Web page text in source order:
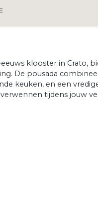
klooster in Crato,
De pousada
keuken, en een
tijdens jouw